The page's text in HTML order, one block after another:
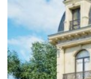
VÁN OSB
MÁI LÁ